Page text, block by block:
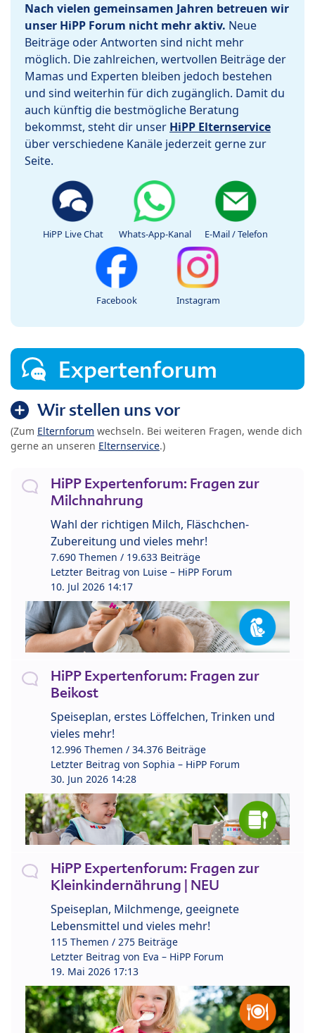
Nach vielen gemeinsamen Jahren betreuen wir
unser HiPP Forum nicht mehr aktiv. Neue
Beiträge oder Antworten sind nicht mehr
möglich. Die zahlreichen, wertvollen Beiträge der
Mamas und Experten bleiben jedoch bestehen
und sind weiterhin für dich zugänglich. Damit du
auch künftig die bestmögliche Beratung
bekommst, steht dir unser HiPP Elternservice
über verschiedene Kanäle jederzeit gerne zur
Seite.
HiPP Live Chat Whats-App-Kanal E-Mail / Telefon
Facebook Instagram
Expertenforum
Wir stellen uns vor
(Zum Elternforum wechseln. Bei weiteren Fragen, wende dich
gerne an unseren Elternservice.)
HiPP Expertenforum: Fragen zur
Milchnahrung
Wahl der richtigen Milch, Fläschchen-
Zubereitung und vieles mehr!
7.690 Themen / 19.633 Beiträge
Letzter Beitrag von Luise – HiPP Forum
10. Jul 2026 14:17
HiPP Expertenforum: Fragen zur
Beikost
Speiseplan, erstes Löffelchen, Trinken und
vieles mehr!
12.996 Themen / 34.376 Beiträge
Letzter Beitrag von Sophia – HiPP Forum
30. Jun 2026 14:28
HiPP Expertenforum: Fragen zur
Kleinkindernährung | NEU
Speiseplan, Milchmenge, geeignete
Lebensmittel und vieles mehr!
115 Themen / 275 Beiträge
Letzter Beitrag von Eva – HiPP Forum
19. Mai 2026 17:13